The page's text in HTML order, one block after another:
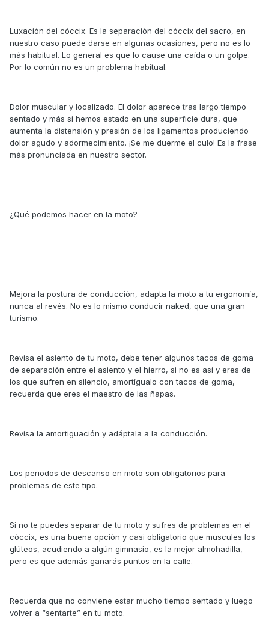
Luxación del cóccix. Es la separación del cóccix del sacro, en
nuestro caso puede darse en algunas ocasiones, pero no es lo
más habitual. Lo general es que lo cause una caída o un golpe.
Por lo común no es un problema habitual.
Dolor muscular y localizado. El dolor aparece tras largo tiempo
sentado y más si hemos estado en una superficie dura, que
aumenta la distensión y presión de los ligamentos produciendo
dolor agudo y adormecimiento. ¡Se me duerme el culo! Es la frase
más pronunciada en nuestro sector.
¿Qué podemos hacer en la moto?
Mejora la postura de conducción, adapta la moto a tu ergonomía,
nunca al revés. No es lo mismo conducir naked, que una gran
turismo.
Revisa el asiento de tu moto, debe tener algunos tacos de goma
de separación entre el asiento y el hierro, si no es así y eres de
los que sufren en silencio, amortígualo con tacos de goma,
recuerda que eres el maestro de las ñapas.
Revisa la amortiguación y adáptala a la conducción.
Los periodos de descanso en moto son obligatorios para
problemas de este tipo.
Si no te puedes separar de tu moto y sufres de problemas en el
cóccix, es una buena opción y casi obligatorio que muscules los
glúteos, acudiendo a algún gimnasio, es la mejor almohadilla,
pero es que además ganarás puntos en la calle.
Recuerda que no conviene estar mucho tiempo sentado y luego
volver a “sentarte” en tu moto.